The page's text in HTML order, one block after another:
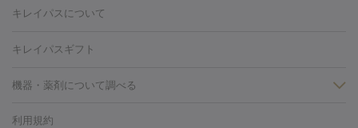
ン
ハイドラフェイシャル
美
リ・美肌）
光治療（フォトフェイシャルなど）
（胸）
ほくろ・いぼ切除
キレイパスについて
キレイパスギフト
機器・薬剤について調べる
薬剤
利用規約